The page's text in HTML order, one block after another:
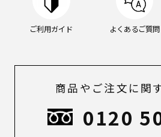
ご利用ガイド よくあるご質問
商品やご注文に関
0120